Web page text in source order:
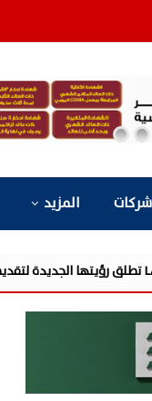
المزيد